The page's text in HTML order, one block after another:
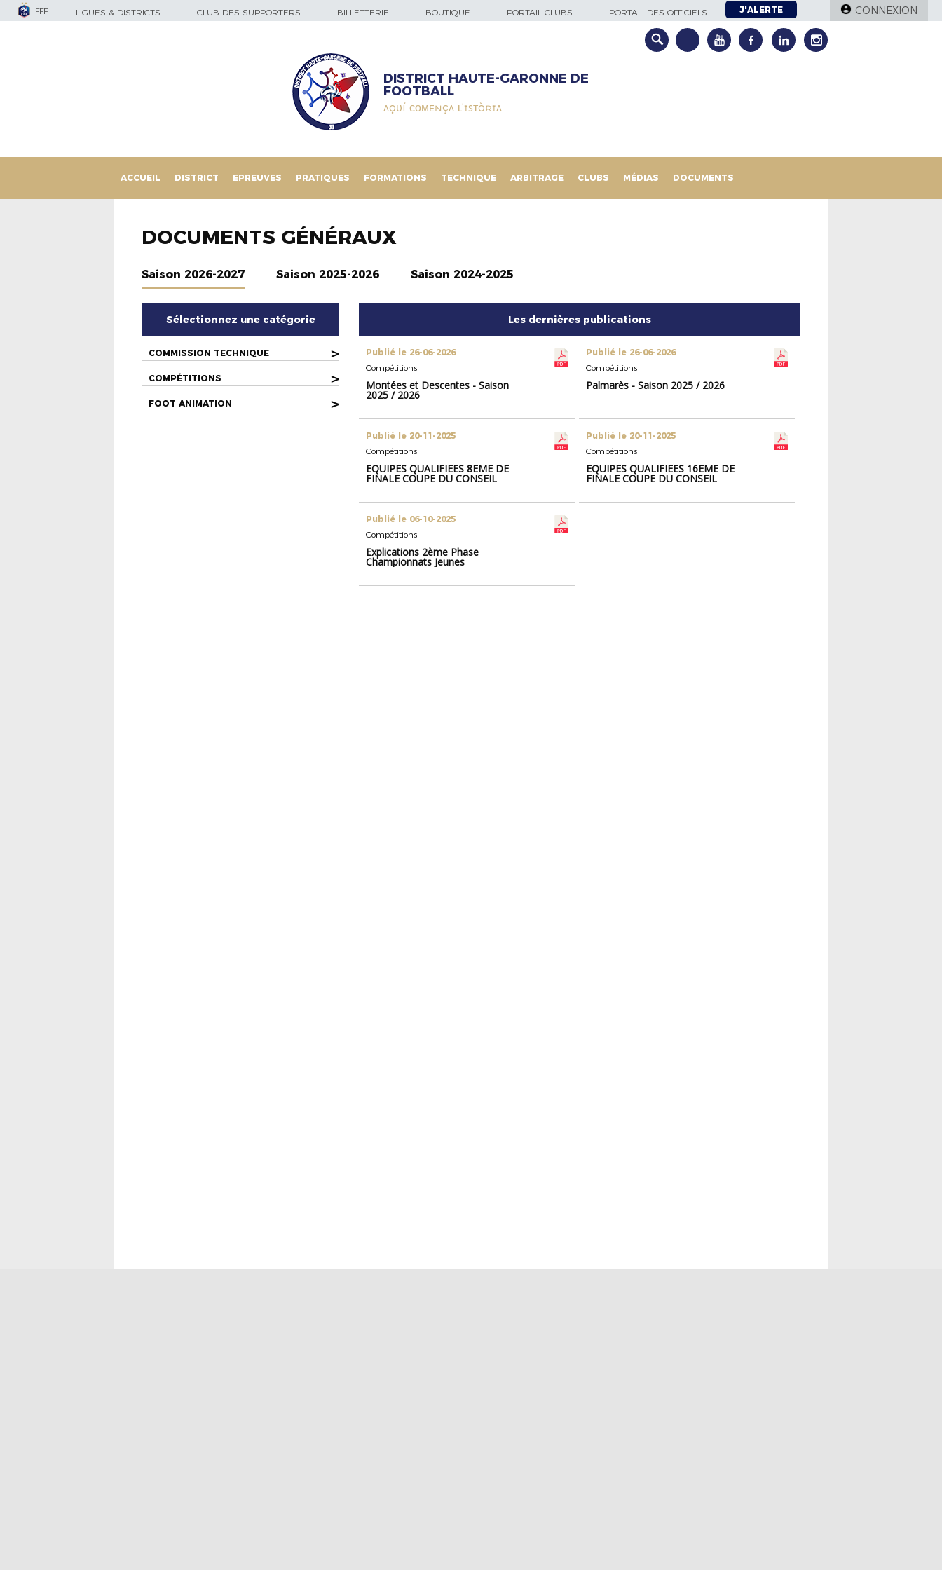
FFF LIGUES & DISTRICTS CLUB DES SUPPORTERS BILLETTERIE BOUTIQUE PORTAIL CLUBS PORTAIL DES OFFICIELS J'ALERTE CONNEXION
DISTRICT HAUTE-GARONNE DE
FOOTBALL
ᴀǫᴜí ᴄᴏᴍᴇɴçᴀ ʟ’ɪꜱᴛòʀɪᴀ
ACCUEIL DISTRICT EPREUVES PRATIQUES FORMATIONS TECHNIQUE ARBITRAGE CLUBS MÉDIAS DOCUMENTS
DOCUMENTS GÉNÉRAUX
Saison 2026-2027 Saison 2025-2026 Saison 2024-2025
Sélectionnez une catégorie
COMMISSION TECHNIQUE >
COMPÉTITIONS >
FOOT ANIMATION >
Les dernières publications
Publié le 26-06-2026
Compétitions
Montées et Descentes - Saison
2025 / 2026
Publié le 26-06-2026
Compétitions
Palmarès - Saison 2025 / 2026
Publié le 20-11-2025
Compétitions
EQUIPES QUALIFIEES 8EME DE
FINALE COUPE DU CONSEIL
Publié le 20-11-2025
Compétitions
EQUIPES QUALIFIEES 16EME DE
FINALE COUPE DU CONSEIL
Publié le 06-10-2025
Compétitions
Explications 2ème Phase
Championnats Jeunes